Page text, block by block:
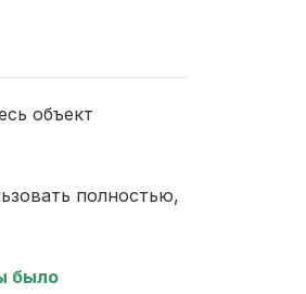
объект
полностью,
было